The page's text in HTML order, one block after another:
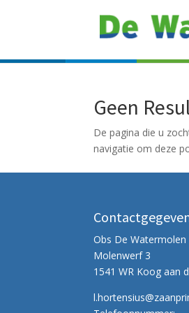
Geen
De pagina die u
navigatie om deze
Obs De Watermolen
Molenwerf 3
1541 WR Koog aan